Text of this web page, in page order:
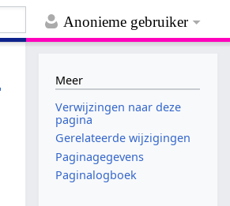
Anonieme gebruiker
Meer
Verwijzingen naar deze
pagina
Gerelateerde wijzigingen
Paginagegevens
Paginalogboek